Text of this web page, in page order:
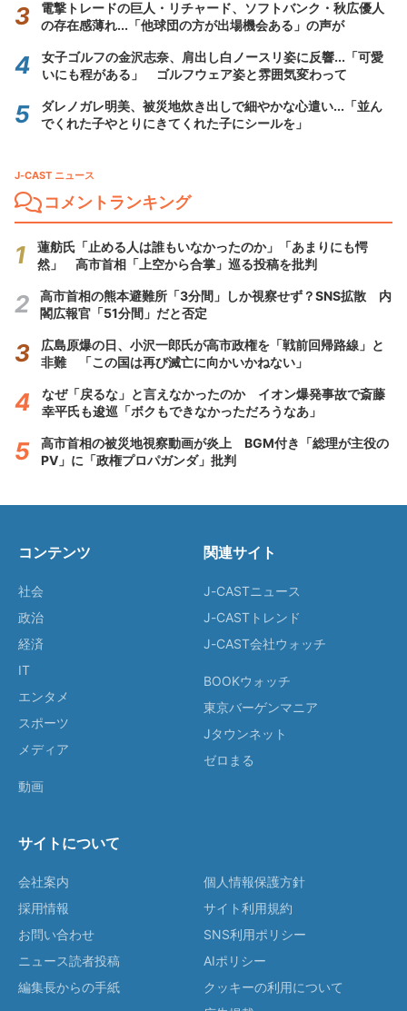
電撃トレードの巨人・リチャード、ソフトバンク・秋広優人
の存在感薄れ...「他球団の方が出場機会ある」の声が
女子ゴルフの金沢志奈、肩出し白ノースリ姿に反響...「可愛
いにも程がある」 ゴルフウェア姿と雰囲気変わって
ダレノガレ明美、被災地炊き出しで細やかな心遣い...「並ん
でくれた子やとりにきてくれた子にシールを」
J-CAST ニュース
コメントランキング
蓮舫氏「止める人は誰もいなかったのか」「あまりにも愕
然」 高市首相「上空から合掌」巡る投稿を批判
高市首相の熊本避難所「3分間」しか視察せず？SNS拡散 内
閣広報官「51分間」だと否定
広島原爆の日、小沢一郎氏が高市政権を「戦前回帰路線」と
非難 「この国は再び滅亡に向かいかねない」
なぜ「戻るな」と言えなかったのか イオン爆発事故で斎藤
幸平氏も逡巡「ボクもできなかっただろうなあ」
高市首相の被災地視察動画が炎上 BGM付き「総理が主役の
PV」に「政権プロパガンダ」批判
コンテンツ
社会
政治
経済
IT
エンタメ
スポーツ
メディア
動画
関連サイト
J-CASTニュース
J-CASTトレンド
J-CAST会社ウォッチ
BOOKウォッチ
東京バーゲンマニア
Jタウンネット
ゼロまる
サイトについて
会社案内
採用情報
お問い合わせ
ニュース読者投稿
編集長からの手紙
個人情報保護方針
サイト利用規約
SNS利用ポリシー
AIポリシー
クッキーの利用について